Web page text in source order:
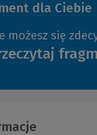
dla Ciebie
możesz się